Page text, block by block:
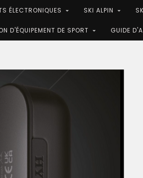
ÉLECTRONIQUES SKI ALPIN
D'ÉQUIPEMENT DE SPORT GUIDE